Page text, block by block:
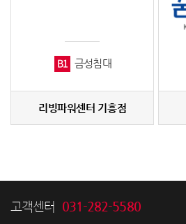
B1 금성침대
리빙파워센터 기흥점
고객센터 031-282-5580